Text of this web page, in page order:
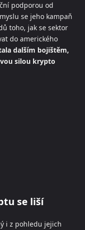
podporou od
se jeho kampaň
toho, jak se sektor
do amerického
dalším bojištěm,
silou krypto
se liší
i z pohledu jejich